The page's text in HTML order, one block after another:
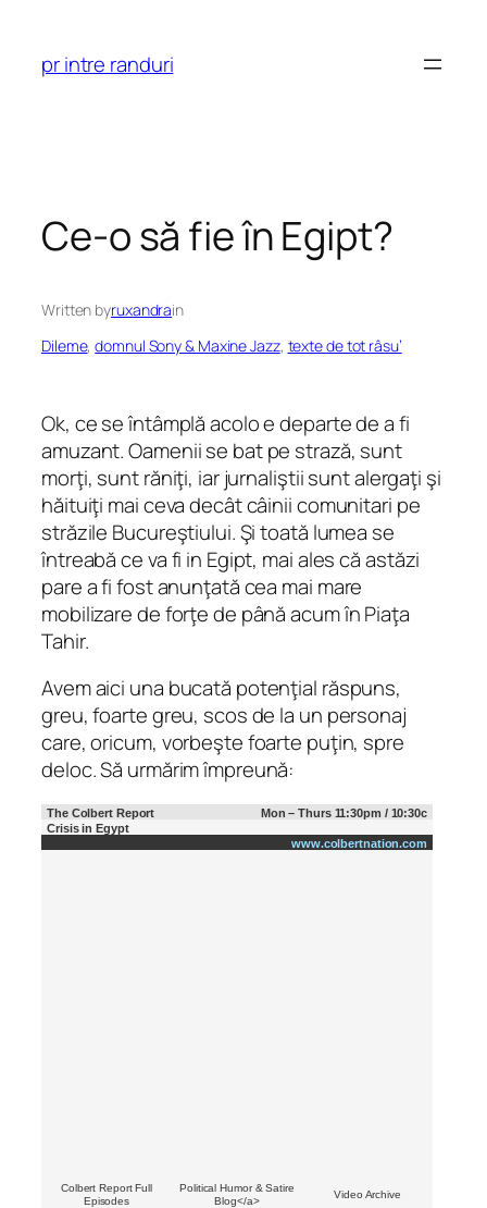
content
pr intre randuri
Ce-o să fie în Egipt?
Written byruxandrain
Dileme, domnul Sony & Maxine Jazz, texte de tot râsu’
Ok, ce se întâmplă acolo e departe de a fi
amuzant. Oamenii se bat pe strază, sunt
morţi, sunt răniţi, iar jurnaliştii sunt alergaţi şi
hăituiţi mai ceva decât câinii comunitari pe
străzile Bucureştiului. Şi toată lumea se
întreabă ce va fi in Egipt, mai ales că astăzi
pare a fi fost anunţată cea mai mare
mobilizare de forţe de până acum în Piaţa
Tahir.
Avem aici una bucată potenţial răspuns,
greu, foarte greu, scos de la un personaj
care, oricum, vorbeşte foarte puţin, spre
deloc. Să urmărim împreună:
The Colbert Report
Mon – Thurs 11:30pm / 10:30c
Crisis in Egypt
www.colbertnation.com
Colbert Report Full
Episodes
Political Humor & Satire
Blog</a>
Video Archive